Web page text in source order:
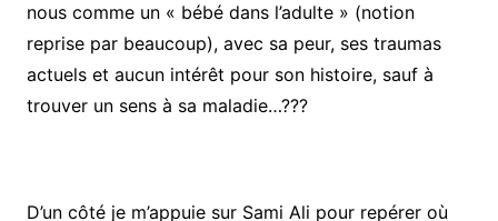
nous comme un « bébé dans l’adulte » (notion
reprise par beaucoup), avec sa peur, ses traumas
actuels et aucun intérêt pour son histoire, sauf à
trouver un sens à sa maladie…???
D’un côté je m’appuie sur Sami Ali pour repérer où